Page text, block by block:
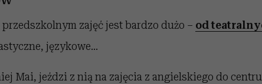
zajęć jest bardzo dużo – od
językowe…
Mai, jeździ z nią na zajęcia z angielskiego do